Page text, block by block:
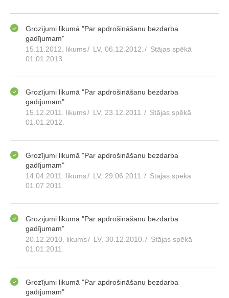
Grozījumi likumā "Par apdrošināšanu bezdarba
gadījumam"
15.11.2012. likums/ LV, 06.12.2012. / Stājas spēkā
01.01.2013.
Grozījumi likumā "Par apdrošināšanu bezdarba
gadījumam"
15.12.2011. likums/ LV, 23.12.2011. / Stājas spēkā
01.01.2012.
Grozījumi likumā "Par apdrošināšanu bezdarba
gadījumam"
14.04.2011. likums/ LV, 29.06.2011. / Stājas spēkā
01.07.2011.
Grozījumi likumā "Par apdrošināšanu bezdarba
gadījumam"
20.12.2010. likums/ LV, 30.12.2010. / Stājas spēkā
01.01.2011.
Grozījumi likumā "Par apdrošināšanu bezdarba
gadījumam"